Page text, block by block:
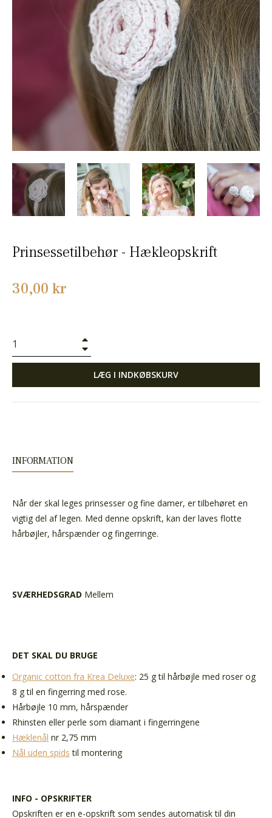
Prinsessetilbehør - Hækleopskrift
Normalpris
30,00 kr
LÆG I INDKØBSKURV
INFORMATION
Når der skal leges prinsesser og fine damer, er tilbehøret en
vigtig del af legen. Med denne opskrift, kan der laves flotte
hårbøjler, hårspænder og fingerringe.
SVÆRHEDSGRAD Mellem
DET SKAL DU BRUGE
Organic cotton fra Krea Deluxe: 25 g til hårbøjle med roser og
8 g til en fingerring med rose.
Hårbøjle 10 mm, hårspænder
Rhinsten eller perle som diamant i fingerringene
Hæklenål nr 2,75 mm
Nål uden spids til montering
INFO - OPSKRIFTER
Opskriften er en e-opskrift som sendes automatisk til din